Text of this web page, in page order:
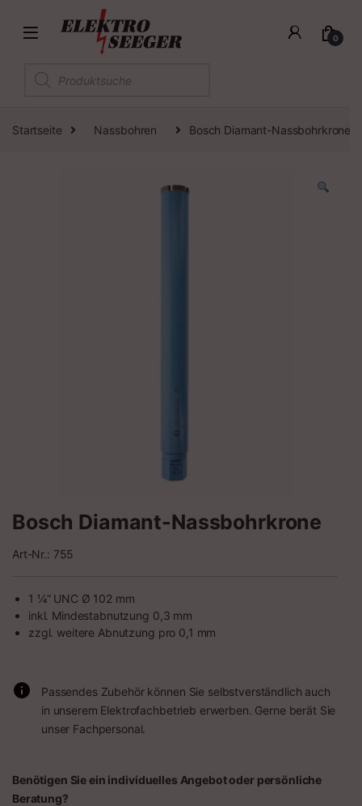
0
Products search
Startseite Nassbohren Bosch Diamant-Nassbohrkrone
Bosch Diamant-Nassbohrkrone
Art-Nr.: 755
1 ¼“ UNC Ø 102 mm
inkl. Mindestabnutzung 0,3 mm
zzgl. weitere Abnutzung pro 0,1 mm
Passendes Zubehör können Sie selbstverständlich auch
in unserem Elektrofachbetrieb erwerben. Gerne berät Sie
unser Fachpersonal.
Benötigen Sie ein individuelles Angebot oder persönliche
Beratung?